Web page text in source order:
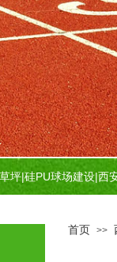
坪|硅PU球场建设|西
首页 >>